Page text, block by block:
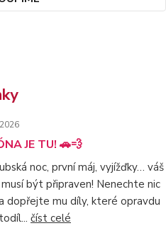
JE TU! 🚗💨
noc, první máj, vyjížďky… váš
být připraven! Nenechte nic
dopřejte mu díly, které opravdu
číst celé